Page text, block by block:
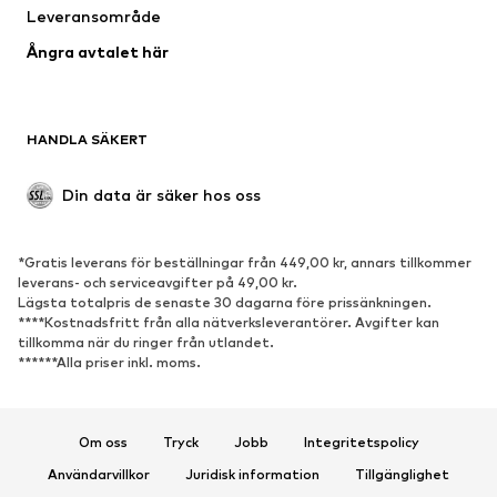
Leveransområde
Ångra avtalet här
HANDLA SÄKERT
Din data är säker hos oss
*Gratis leverans för beställningar från 449,00 kr, annars tillkommer
leverans- och serviceavgifter på 49,00 kr.
Lägsta totalpris de senaste 30 dagarna före prissänkningen.
****Kostnadsfritt från alla nätverksleverantörer. Avgifter kan
tillkomma när du ringer från utlandet.
******Alla priser inkl. moms.
Om oss Tryck Jobb
Integritetspolicy
Användarvillkor
Juridisk information Tillgänglighet